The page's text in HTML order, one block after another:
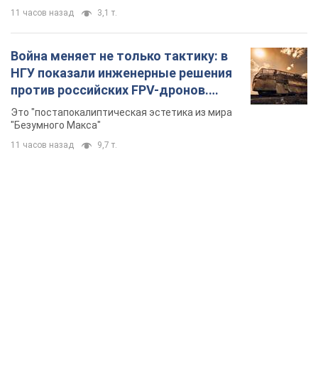
11 часов назад 3,1 т.
Война меняет не только тактику: в
НГУ показали инженерные решения
против российских FPV-дронов.
Фото
Это "постапокалиптическая эстетика из мира
"Безумного Макса"
11 часов назад 9,7 т.